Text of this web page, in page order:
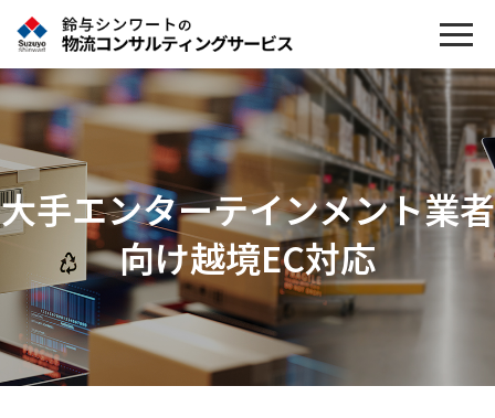
大手エンターテインメント業者
向け越境EC対応